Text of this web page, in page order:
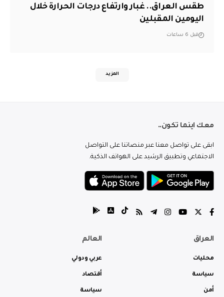
طقس العراق.. غبار وارتفاع درجات الحرارة خلال
اليومين المقبلين
قبل 6 ساعات
المزيد
معك اينما تكون..
ابقى على تواصل معنا عبر منصاتنا على التواصل
الاجتماعي وتطبيق الرشيد على الهواتف الذكية.
العراق
محليات
سياسة
أمن
العالم
عربي ودولي
أقتصاد
سياسة